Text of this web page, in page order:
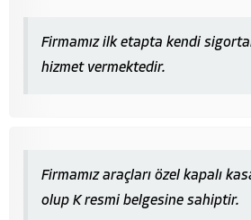
Firmamız ilk etapta kendi
hizmet vermektedir.
Firmamız araçları özel kapalı
olup K resmi belgesine sahiptir.